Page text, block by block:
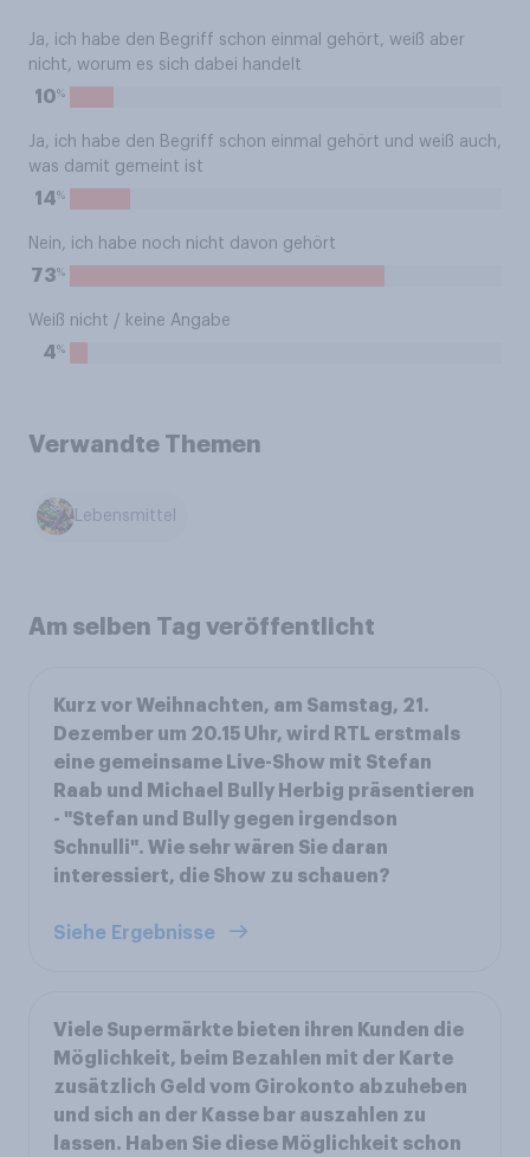
Ja, ich habe den Begriff schon einmal gehört, weiß aber
nicht, worum es sich dabei handelt
10%
Ja, ich habe den Begriff schon einmal gehört und weiß auch,
was damit gemeint ist
14%
Nein, ich habe noch nicht davon gehört
73%
Weiß nicht / keine Angabe
4%
Verwandte Themen
Lebensmittel
Am selben Tag veröffentlicht
Kurz vor Weihnachten, am Samstag, 21.
Dezember um 20.15 Uhr, wird RTL erstmals
eine gemeinsame Live-Show mit Stefan
Raab und Michael Bully Herbig präsentieren
- "Stefan und Bully gegen irgendson
Schnulli". Wie sehr wären Sie daran
interessiert, die Show zu schauen?
Siehe Ergebnisse
Viele Supermärkte bieten ihren Kunden die
Möglichkeit, beim Bezahlen mit der Karte
zusätzlich Geld vom Girokonto abzuheben
und sich an der Kasse bar auszahlen zu
lassen. Haben Sie diese Möglichkeit schon